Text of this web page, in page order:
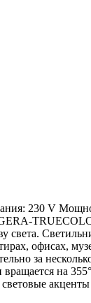
230 V
света.
офисах,
за
на